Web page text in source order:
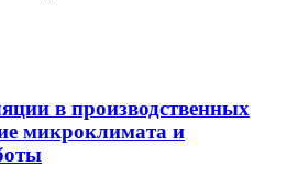
в производственных
микроклимата и